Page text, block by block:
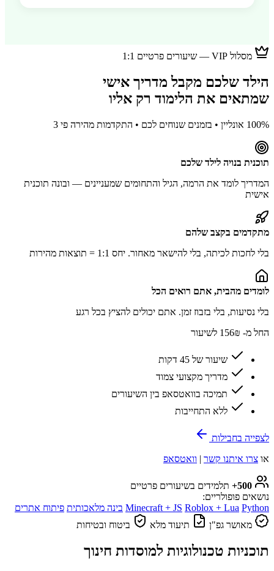
מסלול VIP — שיעורים פרטיים 1:1
הילד שלכם מקבל מדריך אישי
שמתאים את הלימוד רק אליו
100% אונליין • בזמנים שנוחים לכם • התקדמות מהירה פי 3
תוכנית בנויה לילד שלכם
המדריך לומד את הרמה, הגיל והתחומים שמעניינים — ובונה תוכנית
אישית
מתקדמים בקצב שלהם
בלי לחכות לכיתה, בלי להישאר מאחור. יחס 1:1 = תוצאות מהירות
לומדים מהבית, אתם רואים הכל
בלי נסיעות, בלי בזבוז זמן. אתם יכולים להציץ בכל רגע
החל מ- 156₪ לשיעור
שיעור של 45 דקות
מדריך מקצועי צמוד
תמיכה בוואטסאפ בין השיעורים
ללא התחייבות
לצפייה בחבילות
או צרו איתנו קשר | וואטסאפ
500+
תלמידים בשיעורים פרטיים
נושאים פופולריים:
Minecraft + JS Roblox + Lua Python בינה מלאכותית פיתוח אתרים
מאושר גפ"ן
תיעוד מלא ביטוח ובטיחות
תוכניות טכנולוגיות למוסדות חינוך